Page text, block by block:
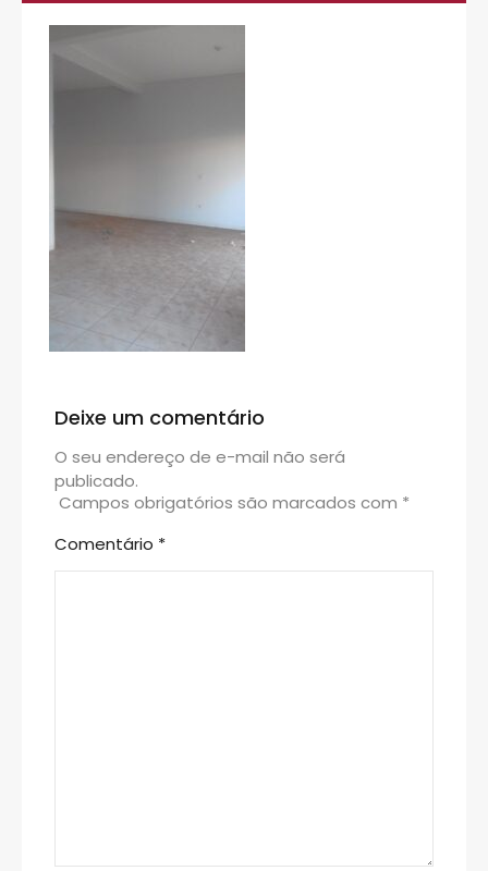
Deixe um comentário
O seu endereço de e-mail não será
publicado.
Campos obrigatórios são marcados com *
Comentário *